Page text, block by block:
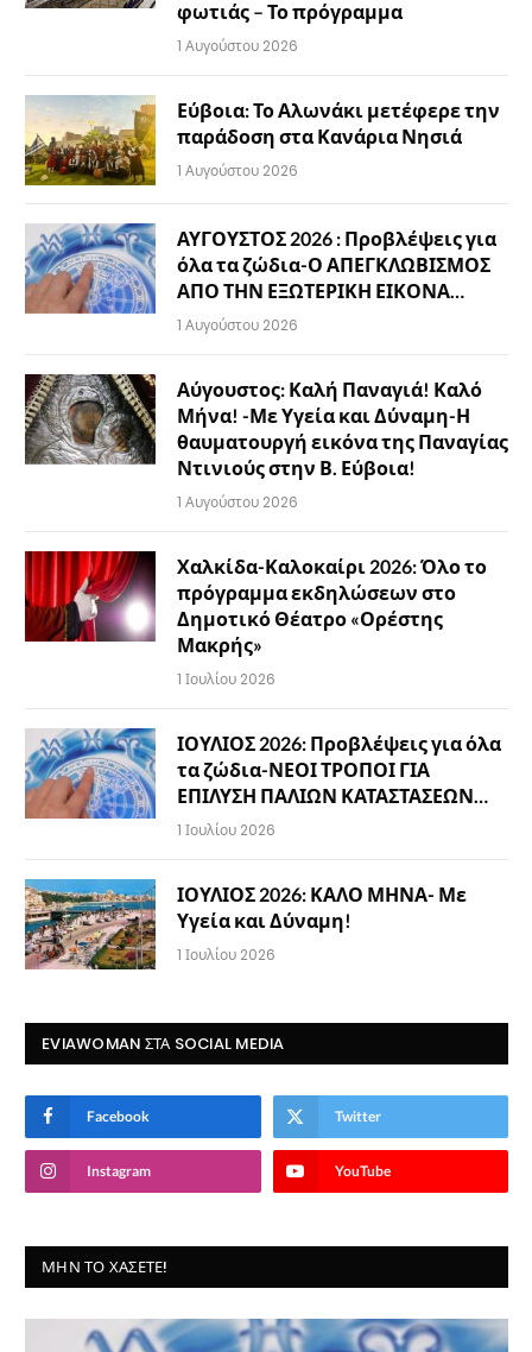
φωτιάς – Το πρόγραμμα
1 Αυγούστου 2026
Εύβοια: Το Αλωνάκι μετέφερε την
παράδοση στα Κανάρια Νησιά
1 Αυγούστου 2026
ΑΥΓΟΥΣΤΟΣ 2026 : Προβλέψεις για
όλα τα ζώδια-Ο ΑΠΕΓΚΛΩΒΙΣΜΟΣ
ΑΠΟ ΤΗΝ ΕΞΩΤΕΡΙΚΗ ΕΙΚΟΝΑ…
1 Αυγούστου 2026
Αύγουστος: Καλή Παναγιά! Καλό
Μήνα! -Με Υγεία και Δύναμη-Η
θαυματουργή εικόνα της Παναγίας
Ντινιούς στην Β. Εύβοια!
1 Αυγούστου 2026
Χαλκίδα-Καλοκαίρι 2026: Όλο το
πρόγραμμα εκδηλώσεων στο
Δημοτικό Θέατρο «Ορέστης
Μακρής»
1 Ιουλίου 2026
ΙΟΥΛΙΟΣ 2026: Προβλέψεις για όλα
τα ζώδια-ΝΕΟΙ ΤΡΟΠΟΙ ΓΙΑ
ΕΠΙΛΥΣΗ ΠΑΛΙΩΝ ΚΑΤΑΣΤΑΣΕΩΝ…
1 Ιουλίου 2026
ΙΟΥΛΙΟΣ 2026: ΚΑΛΟ ΜΗΝΑ- Με
Υγεία και Δύναμη!
1 Ιουλίου 2026
EVIAWOMAN ΣΤΑ SOCIAL MEDIA
Facebook Twitter
Instagram YouTube
ΜΗΝ ΤΟ ΧΆΣΕΤΕ!